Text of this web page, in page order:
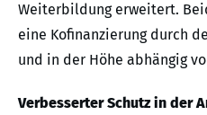
Weiterbildung erweitert.
eine Kofinanzierung durch
und in der Höhe abhängig
Verbesserter Schutz in der